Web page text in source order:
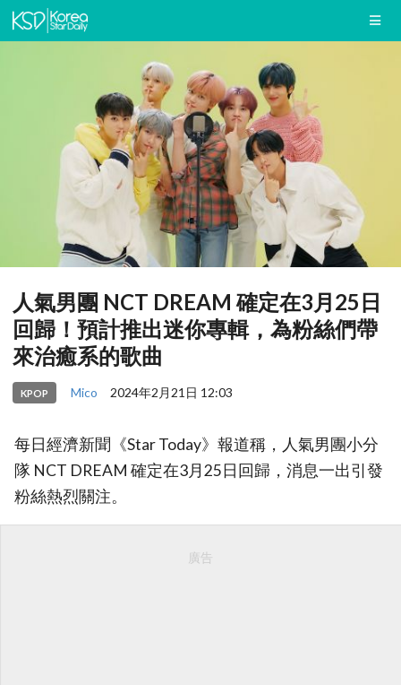
人氣男團 NCT DREAM 確定在3月25日
回歸！預計推出迷你專輯，為粉絲們帶
來治癒系的歌曲
KPOP Mico 2024年2月21日 12:03
每日經濟新聞《Star Today》報道稱，人氣男團小分
隊 NCT DREAM 確定在3月25日回歸，消息一出引發
粉絲熱烈關注。
廣告